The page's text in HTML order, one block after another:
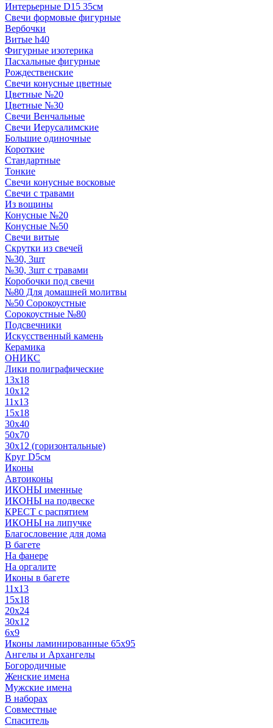
Интерьерные D15 35см
Свечи формовые фигурные
Вербочки
Витые h40
Фигурные изотерика
Пасхальные фигурные
Рождественские
Свечи конусные цветные
Цветные №20
Цветные №30
Свечи Венчальные
Свечи Иерусалимские
Большие одиночные
Короткие
Стандартные
Тонкие
Свечи конусные восковые
Свечи с травами
Из вощины
Конусные №20
Конусные №50
Свечи витые
Скрутки из свечей
№30, 3шт
№30, 3шт с травами
Коробочки под свечи
№80 Для домашней молитвы
№50 Сорокоустные
Сорокоустные №80
Подсвечники
Искусственный камень
Керамика
ОНИКС
Лики полиграфические
13x18
10x12
11х13
15х18
30x40
50x70
30x12 (горизонтальные)
Круг D5см
Иконы
Автоиконы
ИКОНЫ именные
ИКОНЫ на подвеске
КРЕСТ с распятием
ИКОНЫ на липучке
Благословение для дома
В багете
На фанере
На оргалите
Иконы в багете
11x13
15x18
20x24
30х12
6x9
Иконы ламинированные 65x95
Ангелы и Архангелы
Богородичные
Женские имена
Мужские имена
В наборах
Совместные
Спаситель